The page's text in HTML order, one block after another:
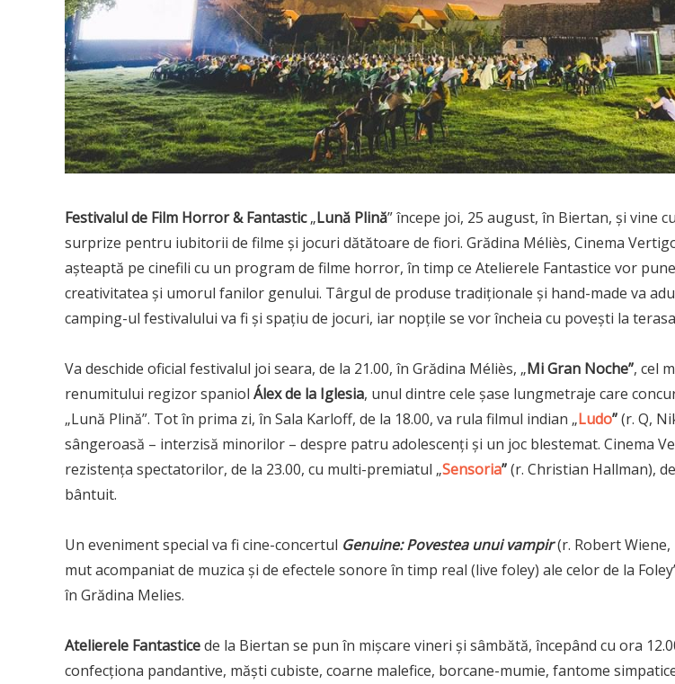
Festivalul de Film Horror & Fantastic„Lună Plină” începe joi, 25 august, în Biertan, și vine
surprize pentru iubitorii de filme și jocuri dătătoare de fiori. Grădina Méliès, Cinema
așteaptă pe cinefili cu un program de filme horror, în timp ce Atelierele Fantastice vor
creativitatea și umorul fanilor genului. Târgul de produse tradiționale și hand-made va
camping-ul festivalului va fi și spațiu de jocuri, iar nopțile se vor încheia cu povești la terasa
Va deschide oficial festivalul joi seara, de la 21.00, în Grădina Méliès, „Mi Gran Noche”, cel
renumitului regizor spaniol Álex de la Iglesia, unul dintre cele șase lungmetraje care
„Lună Plină”. Tot în prima zi, în Sala Karloff, de la 18.00, va rula filmul indian „Ludo”(r. Q,
sângeroasă – interzisă minorilor – despre patru adolescenți și un joc blestemat. Cinema
rezistența spectatorilor, de la 23.00, cu multi-premiatul „Sensoria”(r. Christian Hallman),
bântuit.
Un eveniment special va fi cine-concertul Genuine: Povestea unui vampir(r. Robert
mut acompaniat de muzica și de efectele sonore în timp real (live foley) ale celor de la
în Grădina Melies.
Atelierele Fantasticede la Biertan se pun în mișcare vineri și sâmbătă, începând cu ora
confecționa pandantive, măști cubiste, coarne malefice, borcane-mumie, fantome